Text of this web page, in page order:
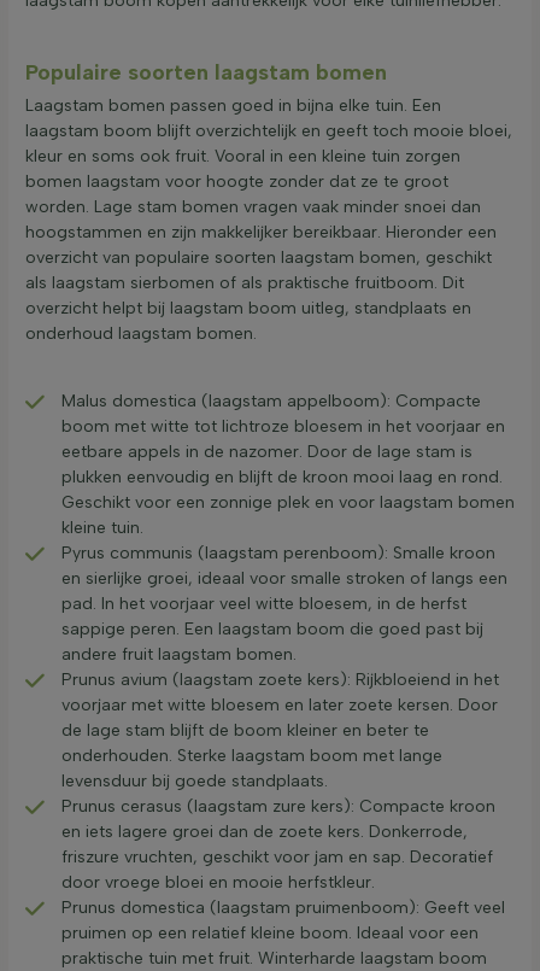
Populaire soorten laagstam bomen
Laagstam bomen passen goed in bijna elke tuin. Een
laagstam boom blijft overzichtelijk en geeft toch mooie bloei,
kleur en soms ook fruit. Vooral in een kleine tuin zorgen
bomen laagstam voor hoogte zonder dat ze te groot
worden. Lage stam bomen vragen vaak minder snoei dan
hoogstammen en zijn makkelijker bereikbaar. Hieronder een
overzicht van populaire soorten laagstam bomen, geschikt
als laagstam sierbomen of als praktische fruitboom. Dit
overzicht helpt bij laagstam boom uitleg, standplaats en
onderhoud laagstam bomen.
Malus domestica (laagstam appelboom): Compacte
boom met witte tot lichtroze bloesem in het voorjaar en
eetbare appels in de nazomer. Door de lage stam is
plukken eenvoudig en blijft de kroon mooi laag en rond.
Geschikt voor een zonnige plek en voor laagstam bomen
kleine tuin.
Pyrus communis (laagstam perenboom): Smalle kroon
en sierlijke groei, ideaal voor smalle stroken of langs een
pad. In het voorjaar veel witte bloesem, in de herfst
sappige peren. Een laagstam boom die goed past bij
andere fruit laagstam bomen.
Prunus avium (laagstam zoete kers): Rijkbloeiend in het
voorjaar met witte bloesem en later zoete kersen. Door
de lage stam blijft de boom kleiner en beter te
onderhouden. Sterke laagstam boom met lange
levensduur bij goede standplaats.
Prunus cerasus (laagstam zure kers): Compacte kroon
en iets lagere groei dan de zoete kers. Donkerrode,
friszure vruchten, geschikt voor jam en sap. Decoratief
door vroege bloei en mooie herfstkleur.
Prunus domestica (laagstam pruimenboom): Geeft veel
pruimen op een relatief kleine boom. Ideaal voor een
praktische tuin met fruit. Winterharde laagstam boom